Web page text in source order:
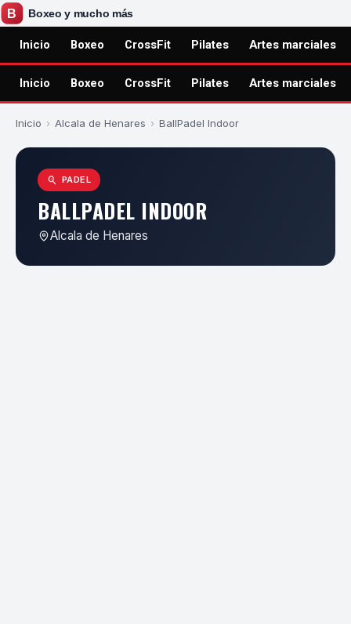
Inicio Boxeo CrossFit Pilates Artes marciales
Inicio Boxeo CrossFit Pilates Artes marciales
Inicio › Alcala de Henares › BallPadel Indoor
PADEL
BALLPADEL INDOOR
Alcala de Henares